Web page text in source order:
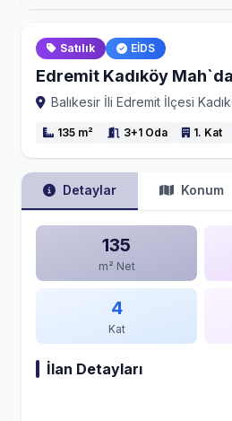
Satılık EİDS
Edremit Kadıköy
Balıkesir İli Edremit İlçesi
135 m² 3+1 Oda 1. Kat
Detaylar Konum
135
m² Net
4
Kat
İlan Detayları